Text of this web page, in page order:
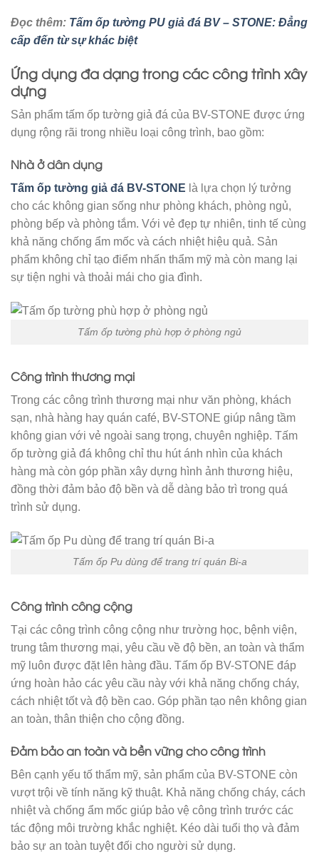
Đọc thêm: Tấm ốp tường PU giả đá BV – STONE: Đẳng
cấp đến từ sự khác biệt
Ứng dụng đa dạng trong các công trình xây
dựng
Sản phẩm tấm ốp tường giả đá của BV-STONE được ứng
dụng rộng rãi trong nhiều loại công trình, bao gồm:​
Nhà ở dân dụng
Tấm ốp tường giả đá BV-STONE là lựa chọn lý tưởng
cho các không gian sống như phòng khách, phòng ngủ,
phòng bếp và phòng tắm. Với vẻ đẹp tự nhiên, tinh tế cùng
khả năng chống ẩm mốc và cách nhiệt hiệu quả. Sản
phẩm không chỉ tạo điểm nhấn thẩm mỹ mà còn mang lại
sự tiện nghi và thoải mái cho gia đình.
Tấm ốp tường phù hợp ở phòng ngủ
Công trình thương mại
Trong các công trình thương mại như văn phòng, khách
sạn, nhà hàng hay quán café, BV-STONE giúp nâng tầm
không gian với vẻ ngoài sang trọng, chuyên nghiệp. Tấm
ốp tường giả đá không chỉ thu hút ánh nhìn của khách
hàng mà còn góp phần xây dựng hình ảnh thương hiệu,
đồng thời đảm bảo độ bền và dễ dàng bảo trì trong quá
trình sử dụng.
Tấm ốp Pu dùng để trang trí quán Bi-a
Công trình công cộng
Tại các công trình công cộng như trường học, bệnh viện,
trung tâm thương mại, yêu cầu về độ bền, an toàn và thẩm
mỹ luôn được đặt lên hàng đầu. Tấm ốp BV-STONE đáp
ứng hoàn hảo các yêu cầu này với khả năng chống cháy,
cách nhiệt tốt và độ bền cao. Góp phần tạo nên không gian
an toàn, thân thiện cho cộng đồng.
Đảm bảo an toàn và bền vững cho công trình
Bên cạnh yếu tố thẩm mỹ, sản phẩm của BV-STONE còn
vượt trội về tính năng kỹ thuật. Khả năng chống cháy, cách
nhiệt và chống ẩm mốc giúp bảo vệ công trình trước các
tác động môi trường khắc nghiệt. Kéo dài tuổi thọ và đảm
bảo sự an toàn tuyệt đối cho người sử dụng.